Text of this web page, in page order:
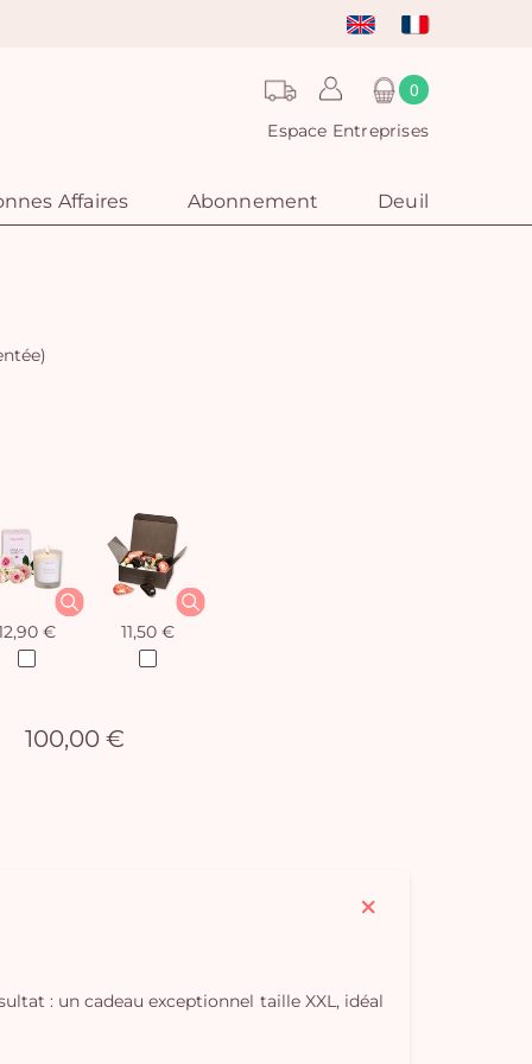
0
Espace Entreprises
Affaires Abonnement Deuil
100,00 €
€ 11,50 €
: un cadeau exceptionnel taille XXL, idéal